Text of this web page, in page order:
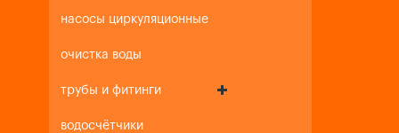
насосы циркуляционные
очистка воды
трубы и фитинги
водосчётчики